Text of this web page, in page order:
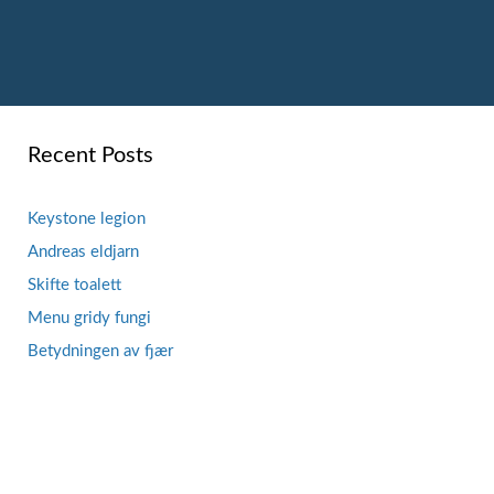
Recent Posts
Keystone legion
Andreas eldjarn
Skifte toalett
Menu gridy fungi
Betydningen av fjær